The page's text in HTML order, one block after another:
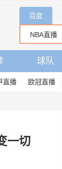
百度
球队
直播 欧冠直播
一切